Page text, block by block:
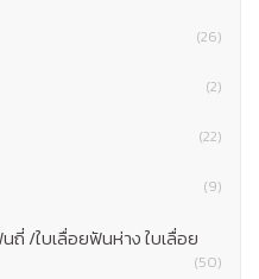
(26)
(2)
(22)
(9)
ถี่ /ใบเลื่อยฟันห่าง ใบเลื่อย
(50)